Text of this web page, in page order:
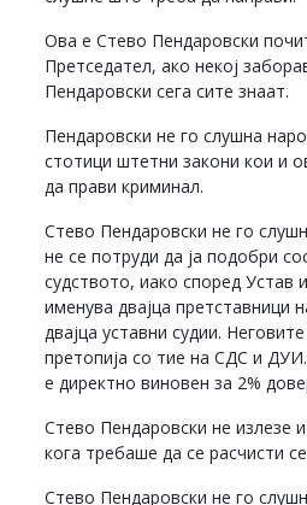
Ова е Стево Пендаровски
Претседател, ако некој
Пендаровски сега сите знаат.
Пендаровски не го слушна
стотици штетни закони кои и
да прави криминал.
Стево Пендаровски не го
не се потруди да ја подобри
судството, иако според Устав
именува двајца претставници
двајца уставни судии.
претопија со тие на СДС и
е директно виновен за 2%
Стево Пендаровски не излезе
кога требаше да се расчисти
Стево Пендаровски не го